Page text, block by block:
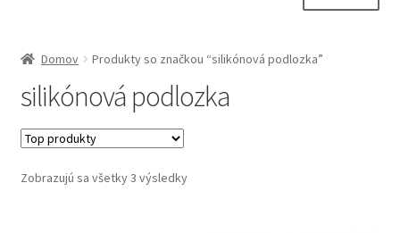
Dôležité informácie
Obchodné podmienky
Kontakt
Domov Produkty so značkou “silikónová podlozka”
silikónová podlozka
Zobrazujú sa všetky 3 výsledky